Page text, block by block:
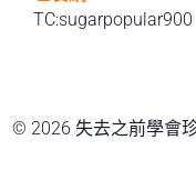
TC:sugarpopular900
© 2026 失去之前學會